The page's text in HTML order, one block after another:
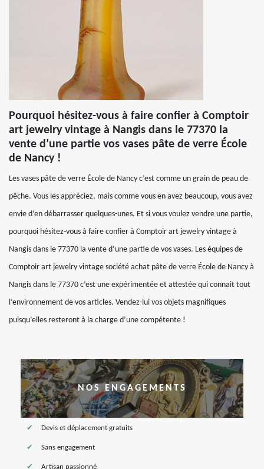
Pourquoi hésitez-vous à faire confier à Comptoir
art jewelry vintage à Nangis dans le 77370 la
vente d’une partie vos vases pâte de verre École
de Nancy !
Les vases pâte de verre École de Nancy c’est comme un grain de peau de
pêche. Vous les appréciez, mais comme vous en avez beaucoup, vous avez
envie d’en débarrasser quelques-unes. Et si vous voulez vendre une partie,
pourquoi hésitez-vous à faire confier à Comptoir art jewelry vintage à
Nangis dans le 77370 la vente d’une partie de vos vases. Les équipes de
Comptoir art jewelry vintage société achat pâte de verre École de Nancy à
Nangis dans le 77370 c’est une expérimentée et attestée qui connait tout
l’environnement de vos articles. Vendez-lui vos objets magnifiques
puisqu’elles resteront à la charge d’une compétente !
NOS ENGAGEMENTS
Devis et déplacement gratuits
Sans engagement
Artisan passionné